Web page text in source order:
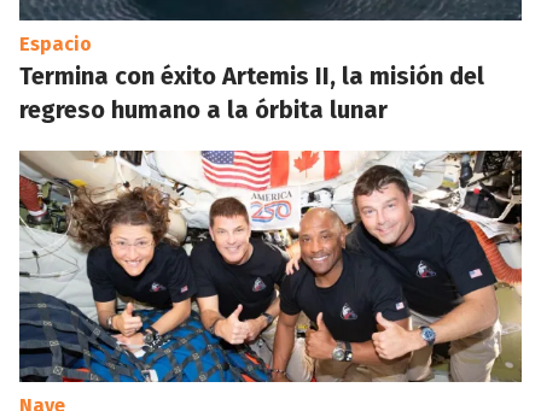
Espacio
Termina con éxito Artemis II, la misión del
regreso humano a la órbita lunar
Nave